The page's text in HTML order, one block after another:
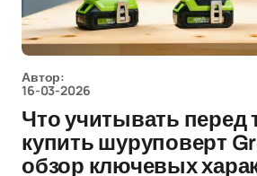
Автор:
16-03-2026
Что учитывать перед
купить шуруповерт
обзор ключевых